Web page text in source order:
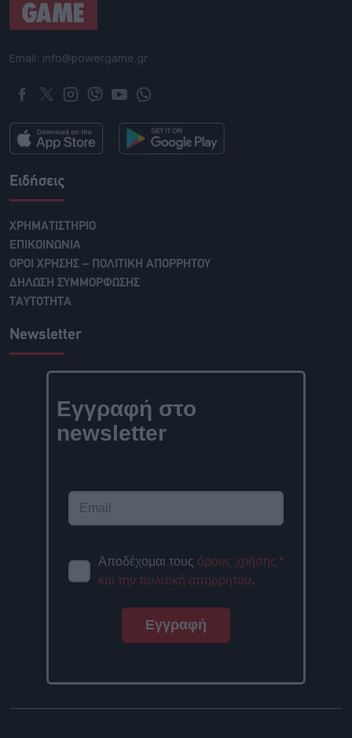
Email: info@powergame.gr
Ειδήσεις
ΧΡΗΜΑΤΙΣΤΗΡΙΟ
ΕΠΙΚΟΙΝΩΝΙΑ
ΟΡΟΙ ΧΡΗΣΗΣ – ΠΟΛΙΤΙΚΗ ΑΠΟΡΡΗΤΟΥ
ΔΗΛΩΣΗ ΣΥΜΜΟΡΦΩΣΗΣ
ΤΑΥΤΟΤΗΤΑ
Newsletter
Εγγραφή στο
newsletter
Αποδέχομαι τους όρους χρήσης
και την πολιτική απορρήτου.
*
Εγγραφή